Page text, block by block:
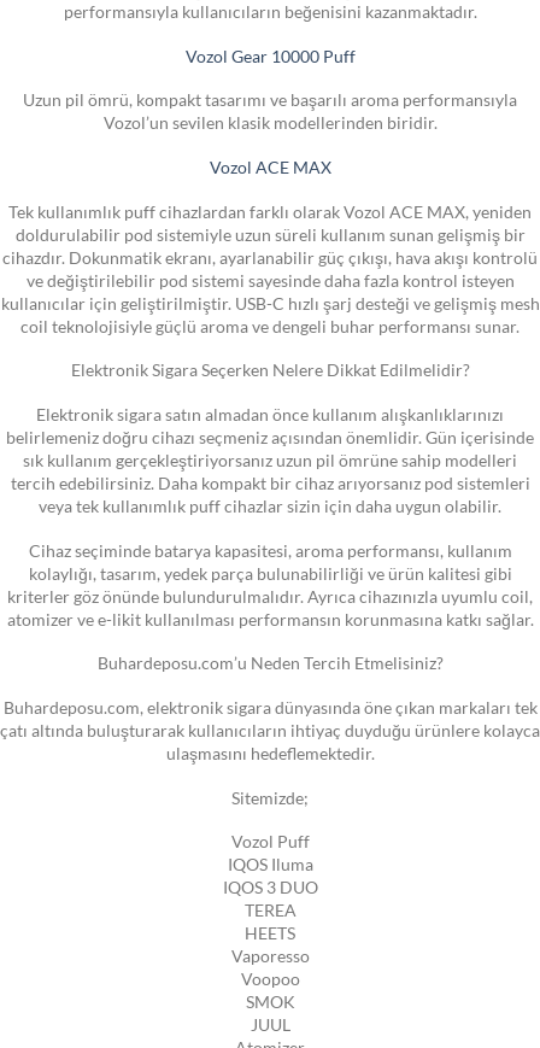
performansıyla kullanıcıların beğenisini kazanmaktadır.
Vozol Gear 10000 Puff
Uzun pil ömrü, kompakt tasarımı ve başarılı aroma performansıyla
Vozol’un sevilen klasik modellerinden biridir.
Vozol ACE MAX
Tek kullanımlık puff cihazlardan farklı olarak Vozol ACE MAX, yeniden
doldurulabilir pod sistemiyle uzun süreli kullanım sunan gelişmiş bir
cihazdır. Dokunmatik ekranı, ayarlanabilir güç çıkışı, hava akışı kontrolü
ve değiştirilebilir pod sistemi sayesinde daha fazla kontrol isteyen
kullanıcılar için geliştirilmiştir. USB-C hızlı şarj desteği ve gelişmiş mesh
coil teknolojisiyle güçlü aroma ve dengeli buhar performansı sunar.
Elektronik Sigara Seçerken Nelere Dikkat Edilmelidir?
Elektronik sigara satın almadan önce kullanım alışkanlıklarınızı
belirlemeniz doğru cihazı seçmeniz açısından önemlidir. Gün içerisinde
sık kullanım gerçekleştiriyorsanız uzun pil ömrüne sahip modelleri
tercih edebilirsiniz. Daha kompakt bir cihaz arıyorsanız pod sistemleri
veya tek kullanımlık puff cihazlar sizin için daha uygun olabilir.
Cihaz seçiminde batarya kapasitesi, aroma performansı, kullanım
kolaylığı, tasarım, yedek parça bulunabilirliği ve ürün kalitesi gibi
kriterler göz önünde bulundurulmalıdır. Ayrıca cihazınızla uyumlu coil,
atomizer ve e-likit kullanılması performansın korunmasına katkı sağlar.
Buhardeposu.com’u Neden Tercih Etmelisiniz?
Buhardeposu.com, elektronik sigara dünyasında öne çıkan markaları tek
çatı altında buluşturarak kullanıcıların ihtiyaç duyduğu ürünlere kolayca
ulaşmasını hedeflemektedir.
Sitemizde;
Vozol Puff
IQOS Iluma
IQOS 3 DUO
TEREA
HEETS
Vaporesso
Voopoo
SMOK
JUUL